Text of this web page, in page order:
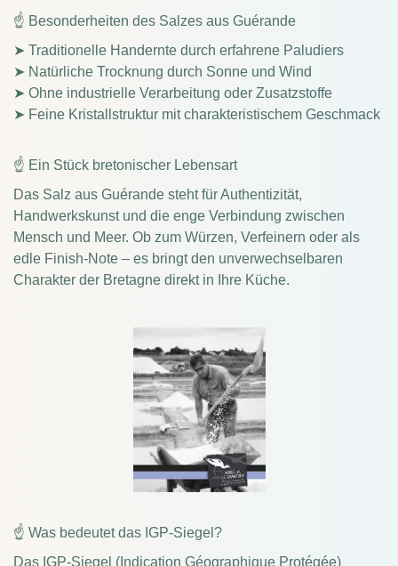
☝ Besonderheiten des Salzes aus Guérande
➤ Traditionelle Handernte durch erfahrene Paludiers
➤ Natürliche Trocknung durch Sonne und Wind
➤ Ohne industrielle Verarbeitung oder Zusatzstoffe
➤ Feine Kristallstruktur mit charakteristischem Geschmack
☝ Ein Stück bretonischer Lebensart
Das Salz aus Guérande steht für Authentizität,
Handwerkskunst und die enge Verbindung zwischen
Mensch und Meer. Ob zum Würzen, Verfeinern oder als
edle Finish-Note – es bringt den unverwechselbaren
Charakter der Bretagne direkt in Ihre Küche.
☝ Was bedeutet das IGP-Siegel?
Das IGP-Siegel (Indication Géographique Protégée)